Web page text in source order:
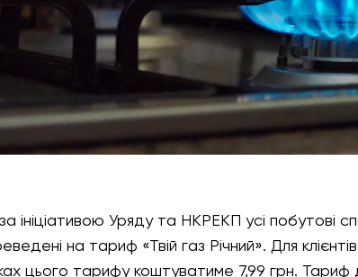
ініціативою Уряду та НКРЕКП усі побутові
на тариф «Твій газ Річний». Для
цього тарифу коштуватиме 7,99 грн. Тариф